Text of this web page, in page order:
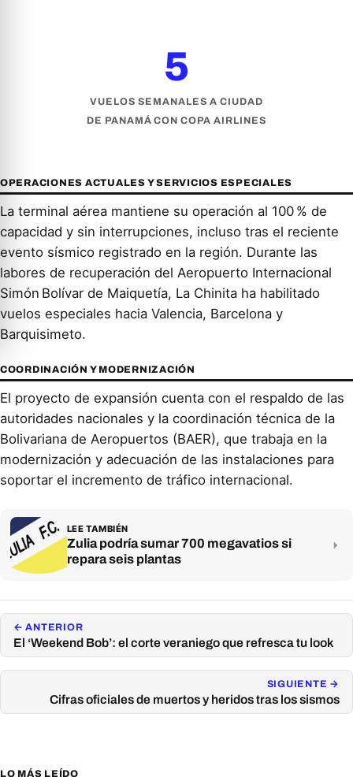
5
VUELOS SEMANALES A CIUDAD
DE PANAMÁ CON COPA AIRLINES
OPERACIONES ACTUALES Y SERVICIOS ESPECIALES
La terminal aérea mantiene su operación al 100 % de
capacidad y sin interrupciones, incluso tras el reciente
evento sísmico registrado en la región. Durante las
labores de recuperación del Aeropuerto Internacional
Simón Bolívar de Maiquetía, La Chinita ha habilitado
vuelos especiales hacia Valencia, Barcelona y
Barquisimeto.
COORDINACIÓN Y MODERNIZACIÓN
El proyecto de expansión cuenta con el respaldo de las
autoridades nacionales y la coordinación técnica de la
Bolivariana de Aeropuertos (BAER), que trabaja en la
modernización y adecuación de las instalaciones para
soportar el incremento de tráfico internacional.
LEE TAMBIÉN
Zulia podría sumar 700 megavatios si
repara seis plantas
← ANTERIOR
El ‘Weekend Bob’: el corte veraniego que refresca tu look
SIGUIENTE →
Cifras oficiales de muertos y heridos tras los sismos
LO MÁS LEÍDO